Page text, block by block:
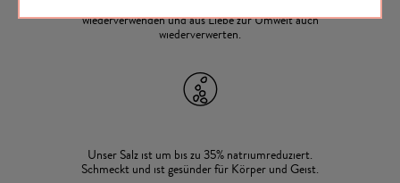
wiederverwenden und aus Liebe zur Umwelt auch
wiederverwerten.
Unser Salz ist um bis zu 35% natriumreduziert.
Schmeckt und ist gesünder für Körper und Geist.